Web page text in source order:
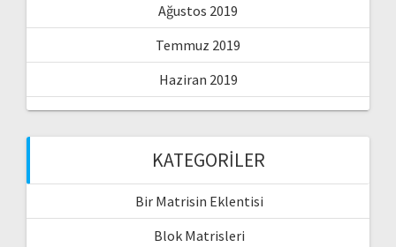
Ağustos 2019
Temmuz 2019
Haziran 2019
KATEGORILER
Bir Matrisin Eklentisi
Blok Matrisleri